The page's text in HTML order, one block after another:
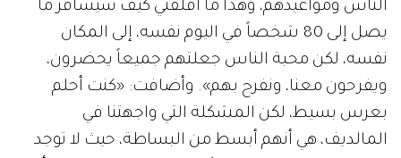
الناس ومواعيدهم، وهذا ما أقلقني كيف سيسافر ما
يصل إلى 80 شخصاً في اليوم نفسه، إلى المكان
نفسه، لكن محبة الناس جعلتهم جميعاً يحضرون،
ويفرحون معنا، ونفرح بهم». وأضافت: «كنت أحلم
بعرس بسيط، لكن المشكلة التي واجهتنا في
المالديف، هي أنهم أبسط من البساطة، حيث لا توجد